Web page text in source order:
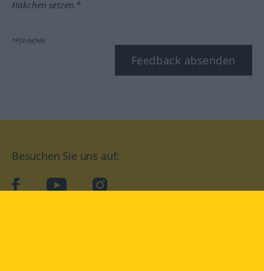
Häkchen setzen.*
*Pflichtfeld
Feedback absenden
Besuchen Sie uns auf:
facebookYouTube Instagram